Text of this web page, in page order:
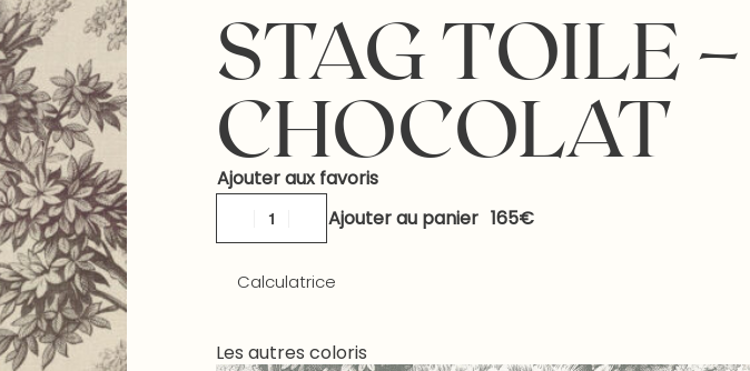
STAG TOILE –
CHOCOLAT
Ajouter aux favoris
Ajouter au panier
Calculatrice
Les autres coloris